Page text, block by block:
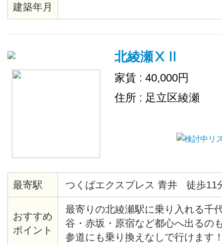
建築年月
北綾瀬ⅩⅡ
家賃 : 40,000円
住所 : 足立区綾瀬
最寄駅 つくばエクスプレス 青井 徒歩11
おすすめ
ポイント
最寄りの北綾瀬駅に乗り入れる千
谷・赤坂・原宿など都心へ出るの
参道にも乗り換えなしで行けます